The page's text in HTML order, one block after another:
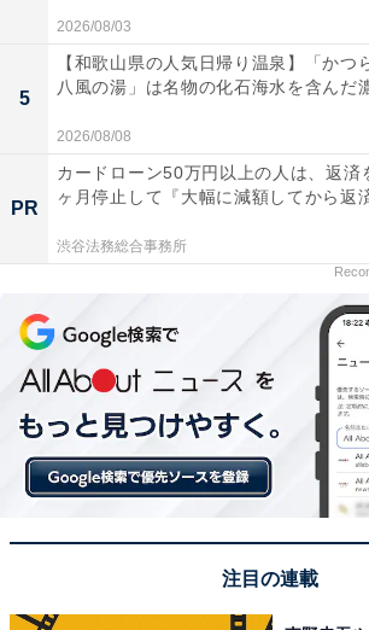
「スクロールが最高に気持ちいい
静かで使いやすい」。「MX
た口コミは？
実際に「MX MASTER 4」を使用する
どのような声が届いているのでしょう
ト上で目立った声を抜粋して紹介しま
高速スクロールの滑らかさと新しい
ックの組み合わせが素晴らしく、エ
ラウジングの作業効率が爆発的に上
2026/08/03
5
【和歌山県の人気日帰り温泉】「かつ
八風の湯」は名物の化石海水を含んだ
2026/08/08
PR
カードローン50万円以上の人は、返済
ヶ月停止して『大幅に減額してから返
渋谷法務総合事務所
注目の連載